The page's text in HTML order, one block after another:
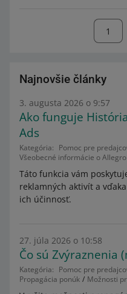
Najnovšie články
3. augusta 2026 o 9:57
Ako funguje
Ads
Kategória: Pomoc pre
Všeobecné informácie o
Táto funkcia vám
reklamných aktivít a
ich účinnosť.
27. júla 2026 o 10:58
Čo sú Zvýraznenia
Kategória: Pomoc pre
Propagácia ponúk
Možnosti